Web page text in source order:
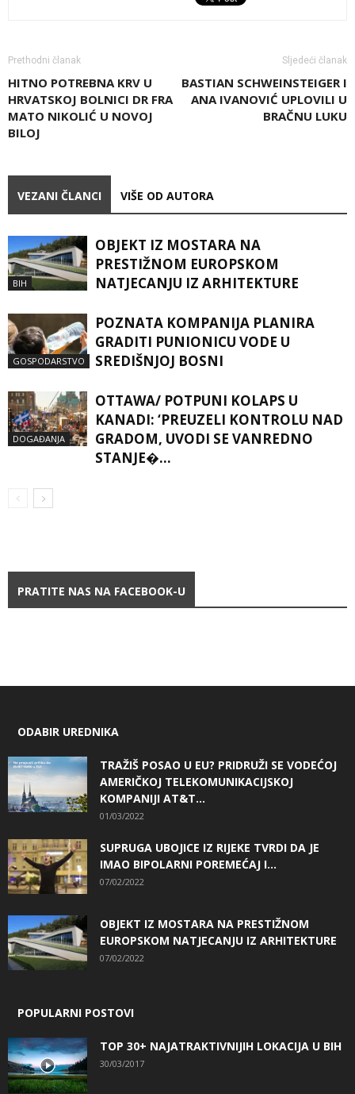
Prethodni članak
HITNO POTREBNA KRV U
HRVATSKOJ BOLNICI DR FRA
MATO NIKOLIĆ U NOVOJ
BILOJ
Sljedeći članak
BASTIAN SCHWEINSTEIGER I
ANA IVANOVIĆ UPLOVILI U
BRAČNU LUKU
VEZANI ČLANCI VIŠE OD AUTORA
BIH
OBJEKT IZ MOSTARA NA
PRESTIŽNOM EUROPSKOM
NATJECANJU IZ ARHITEKTURE
GOSPODARSTVO
POZNATA KOMPANIJA PLANIRA
GRADITI PUNIONICU VODE U
SREDIŠNJOJ BOSNI
DOGAĐANJA
OTTAWA/ POTPUNI KOLAPS U
KANADI: ‘PREUZELI KONTROLU NAD
GRADOM, UVODI SE VANREDNO
STANJE�…
PRATITE NAS NA FACEBOOK-U
ODABIR UREDNIKA
TRAŽIŠ POSAO U EU? PRIDRUŽI SE VODEĆOJ
AMERIČKOJ TELEKOMUNIKACIJSKOJ
KOMPANIJI AT&T...
01/03/2022
SUPRUGA UBOJICE IZ RIJEKE TVRDI DA JE
IMAO BIPOLARNI POREMEĆAJ I...
07/02/2022
OBJEKT IZ MOSTARA NA PRESTIŽNOM
EUROPSKOM NATJECANJU IZ ARHITEKTURE
07/02/2022
POPULARNI POSTOVI
TOP 30+ NAJATRAKTIVNIJIH LOKACIJA U BIH
30/03/2017